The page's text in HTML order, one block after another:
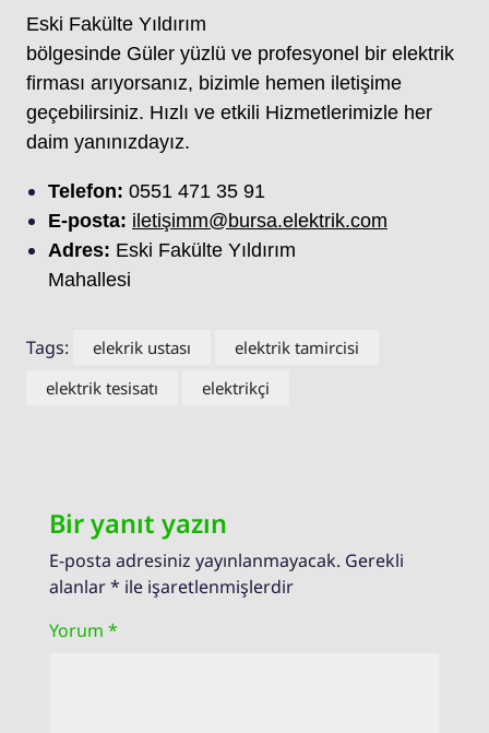
Eski Fakülte Yıldırım
bölgesinde Güler yüzlü ve profesyonel bir elektrik
firması arıyorsanız, bizimle hemen iletişime
geçebilirsiniz. Hızlı ve etkili Hizmetlerimizle her
daim yanınızdayız.
Telefon: 0551 471 35 91
E-posta: iletişimm@bursa.elektrik.com
Adres: Eski Fakülte Yıldırım
Mahallesi
Tags: elekrik ustası
elektrik tamircisi
elektrik tesisatı
elektrikçi
Bir yanıt yazın
E-posta adresiniz yayınlanmayacak. Gerekli
alanlar* ile işaretlenmişlerdir
Yorum *